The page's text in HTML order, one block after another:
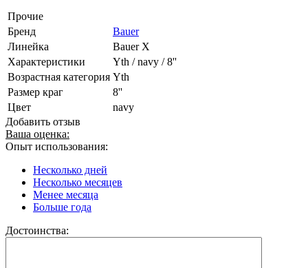
Прочие
Бренд
Bauer
Линейка
Bauer X
Характеристики
Yth / navy / 8''
Возрастная категория Yth
Размер краг
8''
Цвет
navy
Добавить отзыв
Ваша оценка:
Опыт использования:
Несколько дней
Несколько месяцев
Менее месяца
Больше года
Достоинства: